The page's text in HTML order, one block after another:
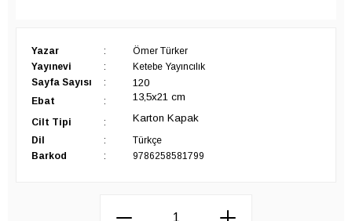
Yazar :
Ömer Türker
Yayınevi
:
Ketebe Yayıncılık
Sayfa Sayısı
: 120
Ebat : 13,5x21 cm
Cilt Tipi : Karton Kapak
Dil :
Türkçe
Barkod
: 9786258581799